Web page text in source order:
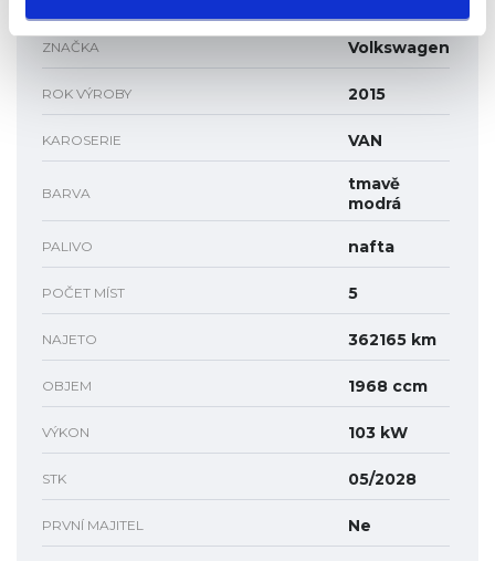
ZNAČKA Volkswagen
ROK VÝROBY 2015
KAROSERIE VAN
BARVA
tmavě
modrá
PALIVO nafta
POČET MÍST 5
NAJETO 362165 km
OBJEM 1968 ccm
VÝKON 103 kW
STK 05/2028
PRVNÍ MAJITEL Ne